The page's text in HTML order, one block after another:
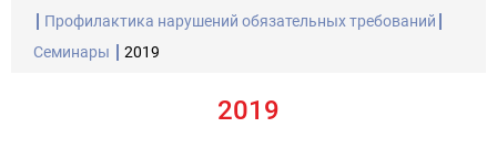
Профилактика нарушений обязательных требований
Семинары
2019
2019